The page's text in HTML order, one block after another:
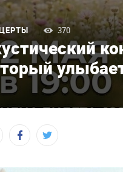
370